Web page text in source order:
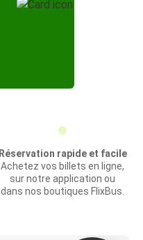
Réservation rapide et facile
Achetez vos billets en ligne,
sur notre application ou
dans nos boutiques FlixBus.